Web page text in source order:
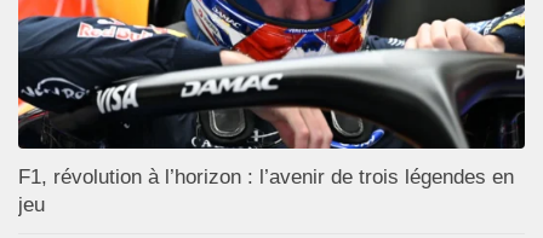
F1, révolution à l’horizon : l’avenir de trois légendes en
jeu